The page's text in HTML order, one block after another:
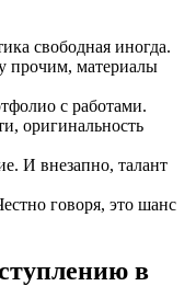
свободная иногда.
прочим, материалы
с работами.
оригинальность
И внезапно, талант
говоря, это шанс
в